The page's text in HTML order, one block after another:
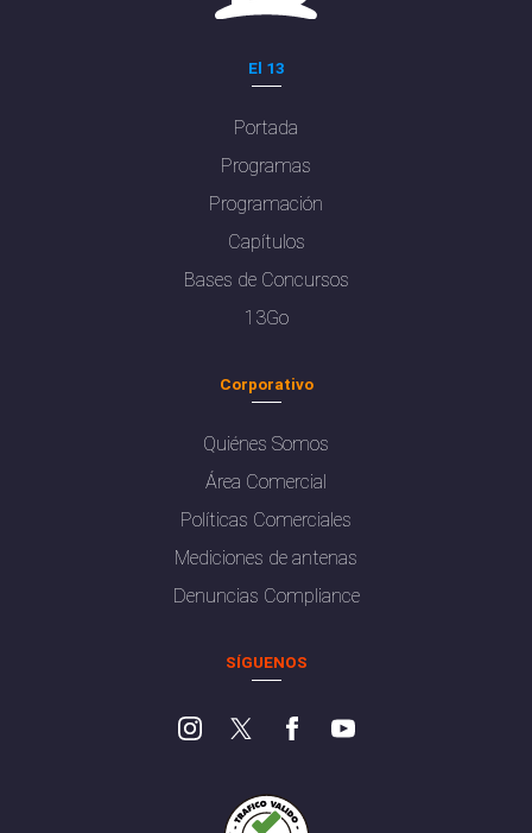
El 13
Portada
Programas
Programación
Capítulos
Bases de Concursos
13Go
Corporativo
Quiénes Somos
Área Comercial
Políticas Comerciales
Mediciones de antenas
Denuncias Compliance
SÍGUENOS